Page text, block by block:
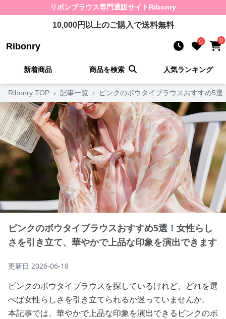
リボンブラウス専門通販サイト Ribonry
10,000円以上のご購入で送料無料
Ribonry 0 0
新着商品 商品を検索 人気ランキング
Ribonry TOP › 記事一覧 › ピンクのボウタイブラウスおすすめ5
ピンクのボウタイブラウスおすすめ5選！女性らし
さを引き立て、華やかで上品な印象を演出できます
更新日 2026-06-18
ピンクのボウタイブラウスを探しているけれど、どれを選
べば女性らしさを引き立てられるか迷っていませんか。
本記事では、華やかで上品な印象を演出できるピンクのボ